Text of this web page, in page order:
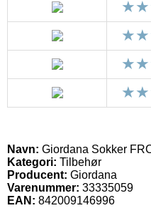
Navn: Giordana Sokker
Kategori: Tilbehør
Producent: Giordana
Varenummer: 33335059
EAN: 842009146996